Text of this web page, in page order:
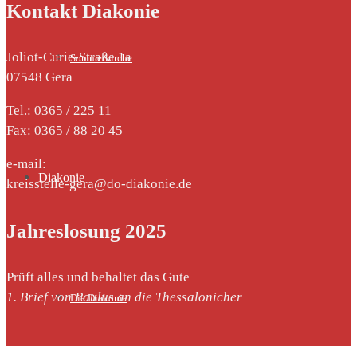
Sommerkirche
Diakonie
Die Diakonie
Kontakt Diakonie
Joliot-Curie-Straße 1a
07548 Gera
Tel.: 0365 / 225 11
Fax: 0365 / 88 20 45
e-mail:
kreisstelle-gera@do-diakonie.de
Jahreslosung 2025
Prüft alles und behaltet das Gute
1. Brief von Paulus an die Thessalonicher